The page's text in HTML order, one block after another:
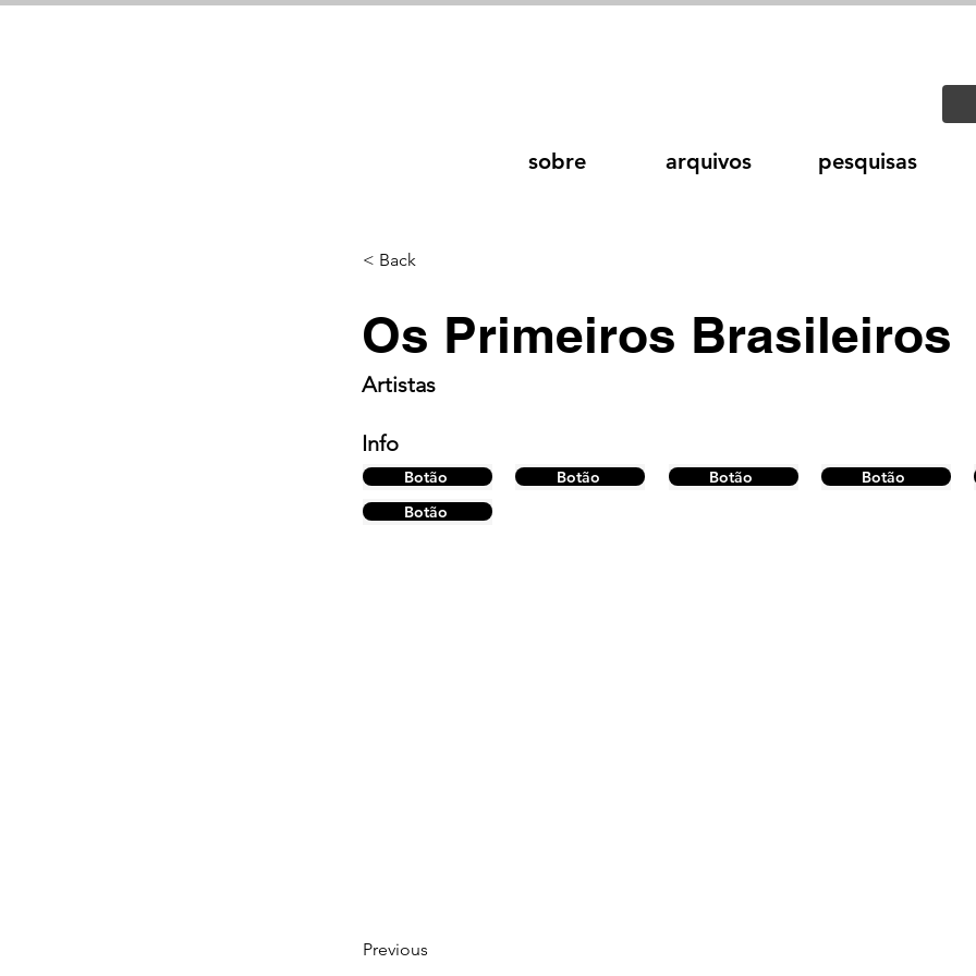
sobre arquivos pesquisas
< Back
Os Primeiros Brasileiros
Artistas
Info
Botão
Botão
Botão Botão Botão
Previous